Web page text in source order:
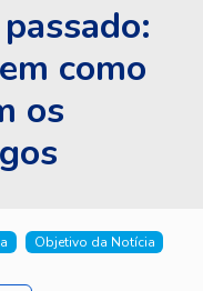
como
os
Objetivo da Notícia